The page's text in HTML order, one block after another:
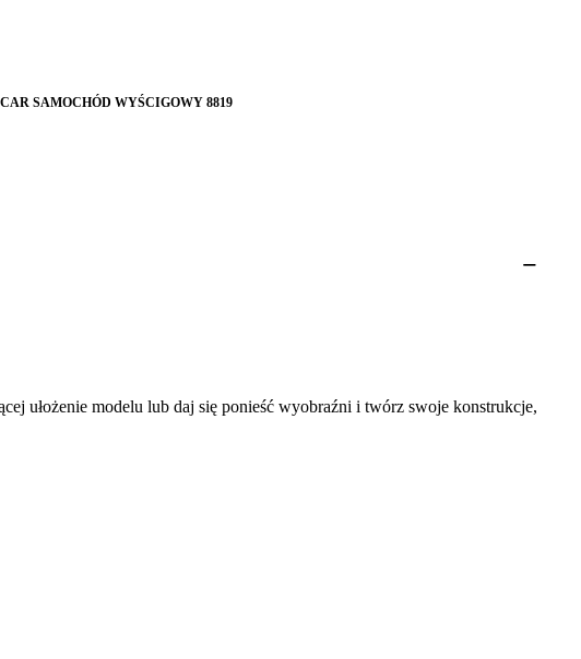
SAMOCHÓD WYŚCIGOWY 8819
ułożenie modelu lub daj się ponieść wyobraźni i twórz swoje konstrukcje,